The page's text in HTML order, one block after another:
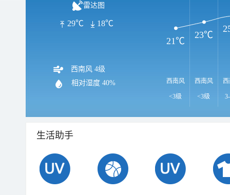
雷达图
29℃ 18℃
西南风 4级
相对湿度 40% 西南风
<3级
西南风
<3级
21℃
23℃
生活助手